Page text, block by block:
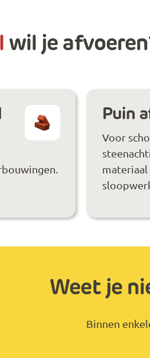
wil je
Puin
Voor
materiaal
Weet je
Binnen